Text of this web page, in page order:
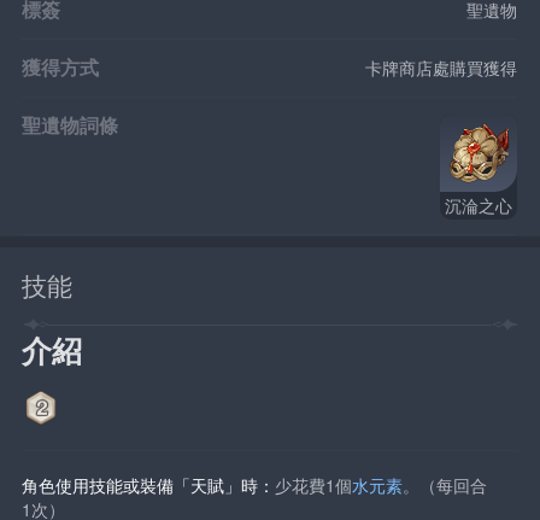
標簽 聖遺物
獲得方式 卡牌商店處購買獲得
聖遺物詞條
沉淪之心
技能
介紹
角色使用技能或裝備「天賦」時： 少花費1個水元素。（每回合
1次）